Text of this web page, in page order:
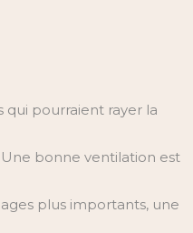
qui pourraient rayer la
Une bonne ventilation est
plus importants, une